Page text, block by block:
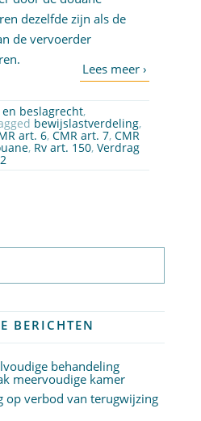
dezelfde zijn als de
de vervoerder
en beslagrecht,
bewijslastverdeling,
art. 6, CMR art. 7, CMR
, Rv art. 150, Verdrag
BERICHTEN
behandeling
meervoudige kamer
op verbod van terugwijzing